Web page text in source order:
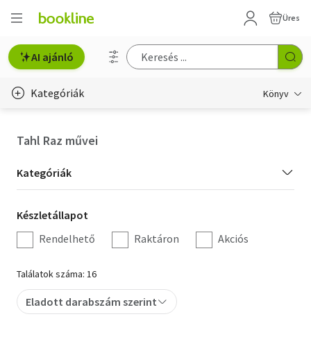
Üres
AI ajánló
Kategóriák Könyv
Hobbi, szabadidő
Irodalom
Művészet
Szakkönyv
Tahl Raz művei
Kategória
szűrés
Kategóriák
Készletállapot
szűrés
Készletállapot
Rendelhető
Raktáron Akciós
Találatok száma: 16
Eladott darabszám szerint